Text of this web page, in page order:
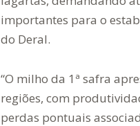
importantes para o
do Deral.
“O milho da 1ª safra
regiões, com
perdas pontuais